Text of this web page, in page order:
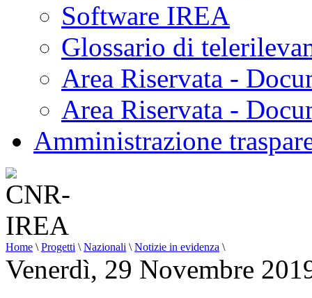
Software IREA
Glossario di
Area Riservata -
Area Riservata -
Amministrazione
Home \ Progetti \ Nazionali \ Notizie in evidenza \
Venerdì, 29 Novembre